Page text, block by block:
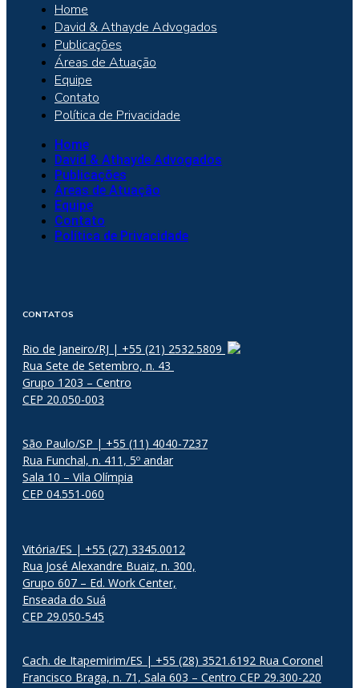
Home
David & Athayde Advogados
Publicações
Áreas de Atuação
Equipe
Contato
Política de Privacidade
Home
David & Athayde Advogados
Publicações
Áreas de Atuação
Equipe
Contato
Política de Privacidade
CONTATOS
Rio de Janeiro/RJ | +55 (21) 2532.5809
Rua Sete de Setembro, n. 43
Grupo 1203 – Centro
CEP 20.050-003
São Paulo/SP | +55 (11) 4040-7237
Rua Funchal, n. 411, 5º andar
Sala 10 – Vila Olímpia
CEP 04.551-060
Vitória/ES | +55 (27) 3345.0012
Rua José Alexandre Buaiz, n. 300,
Grupo 607 – Ed. Work Center,
Enseada do Suá
CEP 29.050-545
Cach. de Itapemirim/ES | +55 (28) 3521.6192 Rua Coronel
Francisco Braga, n. 71, Sala 603 – Centro CEP 29.300-220